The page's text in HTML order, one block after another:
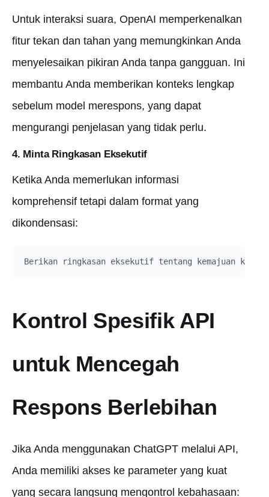
Untuk interaksi suara, OpenAI memperkenalkan
fitur tekan dan tahan yang memungkinkan Anda
menyelesaikan pikiran Anda tanpa gangguan. Ini
membantu Anda memberikan konteks lengkap
sebelum model merespons, yang dapat
mengurangi penjelasan yang tidak perlu.
4. Minta Ringkasan Eksekutif
Ketika Anda memerlukan informasi
komprehensif tetapi dalam format yang
dikondensasi:
Kontrol Spesifik API
untuk Mencegah
Respons Berlebihan
Jika Anda menggunakan ChatGPT melalui API,
Anda memiliki akses ke parameter yang kuat
yang secara langsung mengontrol kebahasaan: